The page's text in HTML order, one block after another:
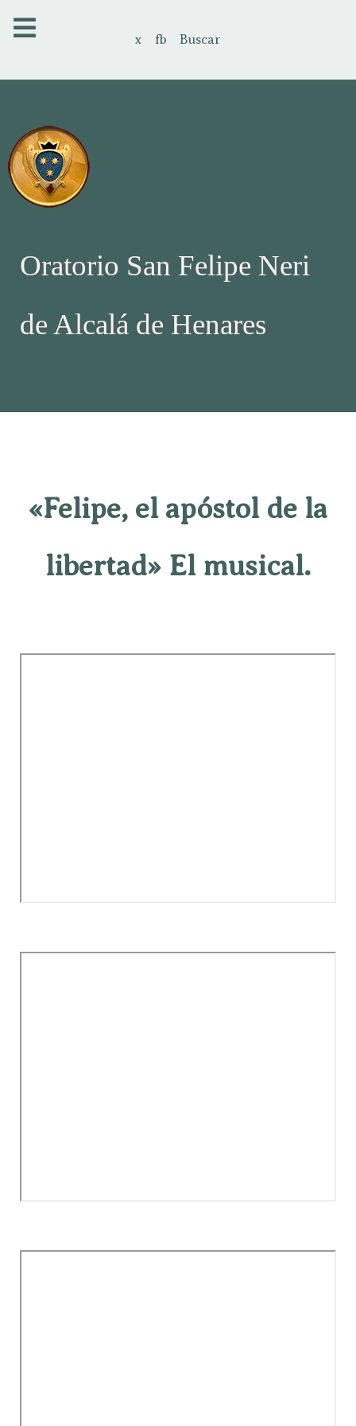
x fb Buscar
Oratorio San Felipe Neri
de Alcalá de Henares
«Felipe, el apóstol de la
libertad» El musical.